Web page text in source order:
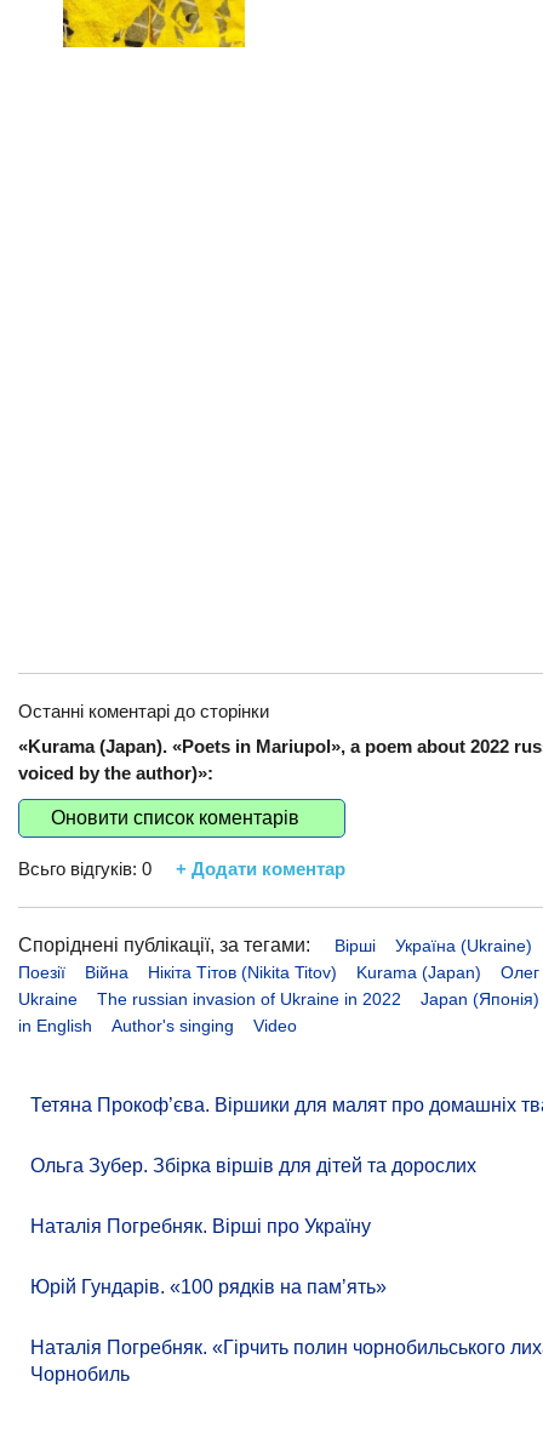
Останні коментарі до сторінки
«Kurama (Japan). «Poets in Mariupol», a poem about 2022
voiced by the author)»:
Оновити список коментарів
Всьго відгуків: 0 + Додати коментар
Споріднені публікації, за тегами: Вірші
Україна (Ukraine)
Поезії
Війна Нікіта Тітов (Nikita Titov) Kurama (Japan)
Ukraine
The russian invasion of Ukraine in 2022
Japan (Японія)
in English
Author's singing Video
Тетяна Прокоф’єва. Віршики для малят про домашніх
Ольга Зубер. Збірка віршів для дітей та дорослих
Наталія Погребняк. Вірші про Україну
Юрій Гундарів. «100 рядків на памʼять»
Наталія Погребняк. «Гірчить полин чорнобильського
Чорнобиль